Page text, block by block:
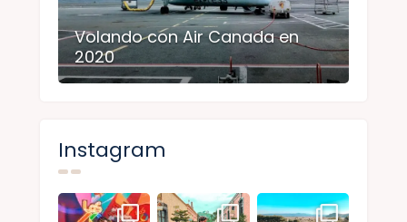
Volando con Air Canada en
2020
Instagram